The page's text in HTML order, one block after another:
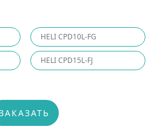
HELI CPD10L-FG
HELI CPD15L-FJ